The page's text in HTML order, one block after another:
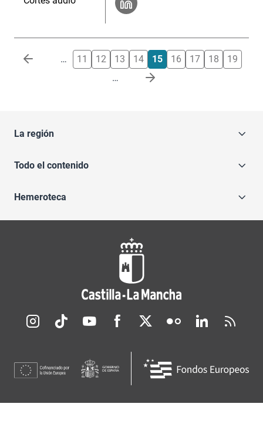
Paginación … 11 12 13 14 15 16 17 18
19
…
La región
Todo el contenido
Hemeroteca
Redes sociales JCCM